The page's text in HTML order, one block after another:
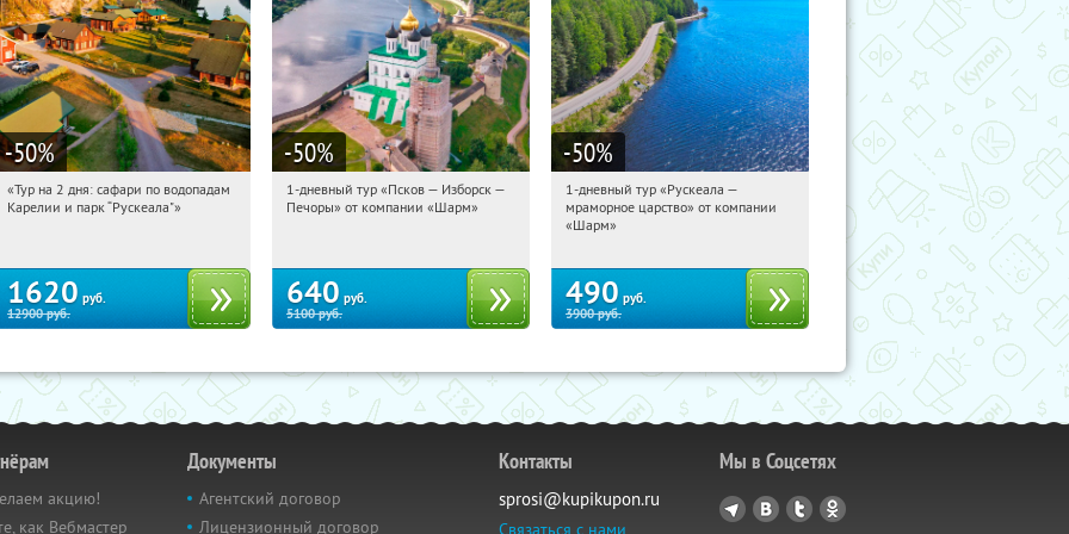
-50%
12:49:22 Купили:
«Тур на 2 дня: сафари по водопадам
Карелии и парк “Рускеала"»
1620 руб.
12900руб.
-50%
12:49:22 Купили:12
1-дневный тур «Псков — Изборск —
Печоры» от компании «Шарм»
640 руб.
5100руб.
-50%
12:49:22 Купили:
Достоевская
1-дневный тур «Рускеала —
мраморное царство» от компании
«Шарм»
490 руб.
3900руб.
акцию!
как Вебмастер
Документы
Агентский договор
Лицензионный договор
Контакты
sprosi@kupikupon.ru
Связаться с нами
Мы в Соцсетях